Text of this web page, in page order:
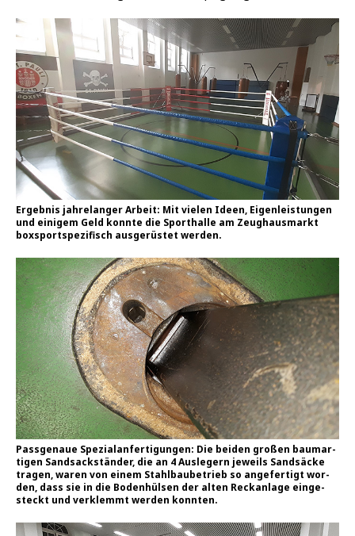
Ergeb­nis jah­re­lan­ger Arbeit: Mit vie­len Ideen, Eigen­leis­tun­gen
und eini­gem Geld konn­te die Sport­hal­le am Zeug­haus­markt
box­sport­spe­zi­fisch aus­ge­rüs­tet werden.
Pass­ge­naue Spe­zi­al­an­fer­ti­gun­gen: Die bei­den gro­ßen baum­ar­
ti­gen Sand­sack­stän­der, die an 4 Aus­le­gern jeweils Sand­sä­cke
tra­gen, waren von einem Stahl­bau­be­trieb so ange­fer­tigt wor­
den, dass sie in die Boden­hül­sen der alten Reck­an­la­ge ein­ge­
steckt und ver­klemmt wer­den konnten.